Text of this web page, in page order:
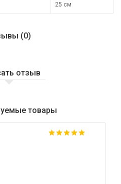
25 см
(0)
отзыв
товары